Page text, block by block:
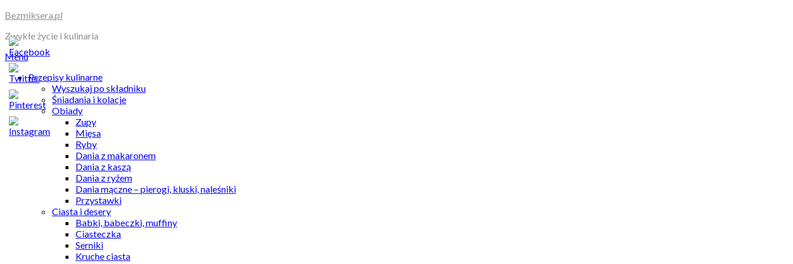
Skip
content
Bezmiksera.pl
Zwykłe życie i kulinaria
Menu
Przepisy kulinarne
Wyszukaj po składniku
Śniadania i kolacje
Obiady
Zupy
Mięsa
Ryby
Dania z makaronem
Dania z kaszą
Dania z ryżem
Dania mączne – pierogi, kluski, naleśniki
Przystawki
Ciasta i desery
Babki, babeczki, muffiny
Ciasteczka
Serniki
Kruche ciasta